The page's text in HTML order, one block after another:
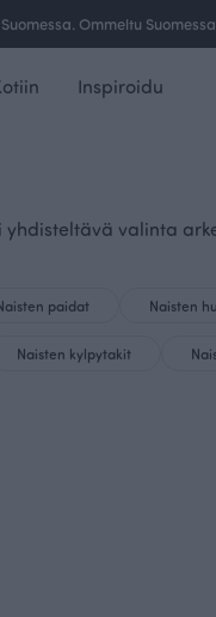
Ommeltu
Inspiroidu
valinta
paidat Naisten
Naisten kylpytakit